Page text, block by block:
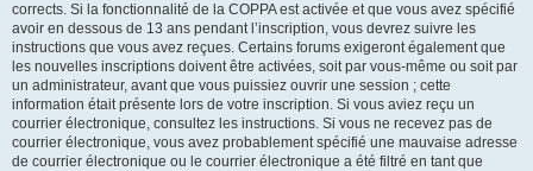
corrects. Si la fonctionnalité de la COPPA est activée et que vous avez spécifié
avoir en dessous de 13 ans pendant l’inscription, vous devrez suivre les
instructions que vous avez reçues. Certains forums exigeront également que
les nouvelles inscriptions doivent être activées, soit par vous-même ou soit par
un administrateur, avant que vous puissiez ouvrir une session ; cette
information était présente lors de votre inscription. Si vous aviez reçu un
courrier électronique, consultez les instructions. Si vous ne recevez pas de
courrier électronique, vous avez probablement spécifié une mauvaise adresse
de courrier électronique ou le courrier électronique a été filtré en tant que